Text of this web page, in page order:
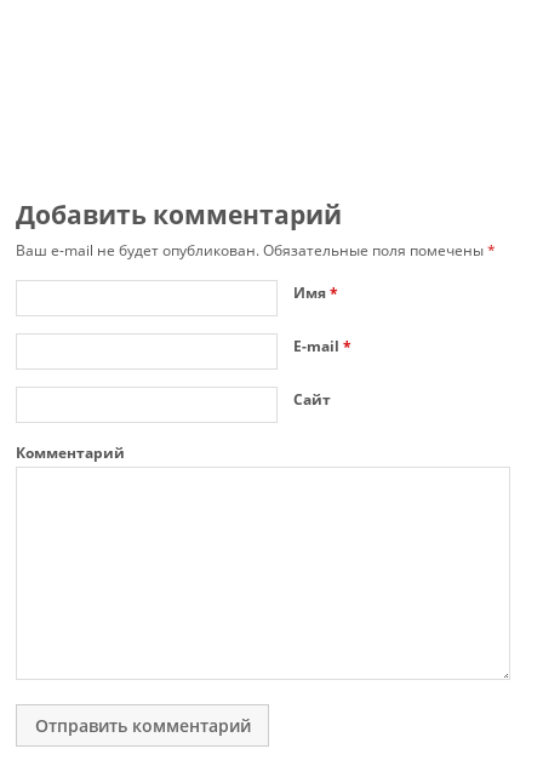
Добавить комментарий
Ваш e-mail не будет опубликован.Обязательные поля помечены*
Имя*
E-mail*
Сайт
Комментарий